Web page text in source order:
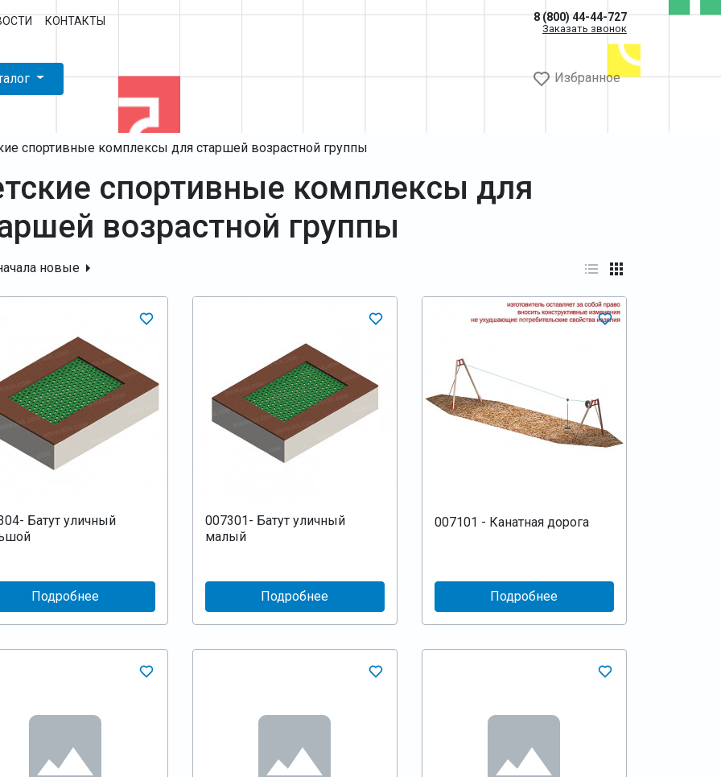
КОНТАКТЫ 8 (800) 44-44-727
Заказать звонок
Избранное
спортивные комплексы для старшей возрастной группы
спортивные комплексы для
возрастной группы
новые
Батут уличный
Подробнее
007301- Батут уличный
малый
Подробнее
007101 - Канатная дорога
Подробнее